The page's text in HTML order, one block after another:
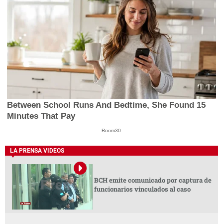
Between School Runs And Bedtime, She Found 15
Minutes That Pay
Room30
LA PRENSA VIDEOS
BCH emite comunicado por captura de
funcionarios vinculados al caso